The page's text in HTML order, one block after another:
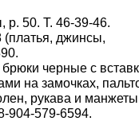
50. Т. 46-39-46.
джинсы,
черные с
на замочках,
рукава и
904-579-6594.